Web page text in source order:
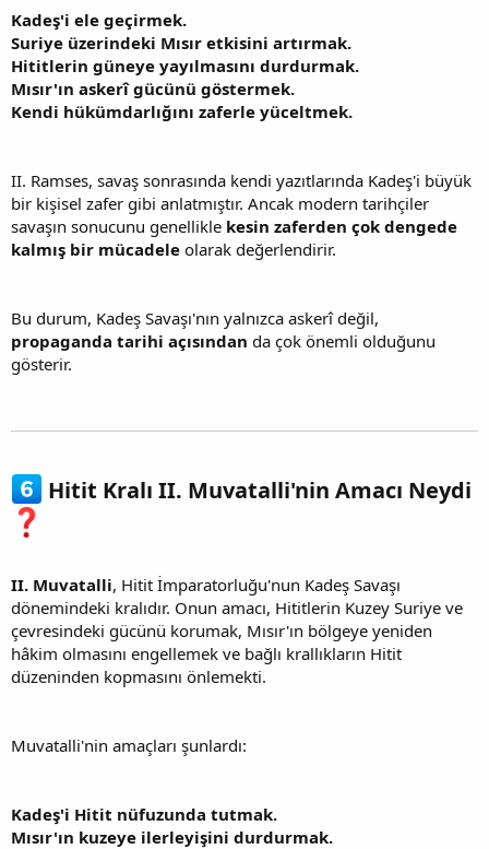
Kadeş'i ele geçirmek.
Suriye üzerindeki Mısır etkisini artırmak.
Hititlerin güneye yayılmasını durdurmak.
Mısır'ın askerî gücünü göstermek.
Kendi hükümdarlığını zaferle yüceltmek.
II. Ramses, savaş sonrasında kendi yazıtlarında Kadeş'i büyük
bir kişisel zafer gibi anlatmıştır. Ancak modern tarihçiler
savaşın sonucunu genellikle kesin zaferden çok dengede
kalmış bir mücadele olarak değerlendirir.
Bu durum, Kadeş Savaşı'nın yalnızca askerî değil,
propaganda tarihi açısından da çok önemli olduğunu
gösterir.
Hitit Kralı II. Muvatalli'nin Amacı Neydi
II. Muvatalli, Hitit İmparatorluğu'nun Kadeş Savaşı
dönemindeki kralıdır. Onun amacı, Hititlerin Kuzey Suriye ve
çevresindeki gücünü korumak, Mısır'ın bölgeye yeniden
hâkim olmasını engellemek ve bağlı krallıkların Hitit
düzeninden kopmasını önlemekti.
Muvatalli'nin amaçları şunlardı:
Kadeş'i Hitit nüfuzunda tutmak.
Mısır'ın kuzeye ilerleyişini durdurmak.